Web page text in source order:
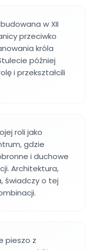
w XII
przeciwko
króla
później
i przekształcili
roli jako
gdzie
i duchowe
Architektura,
świadczy o tej
pieszo z